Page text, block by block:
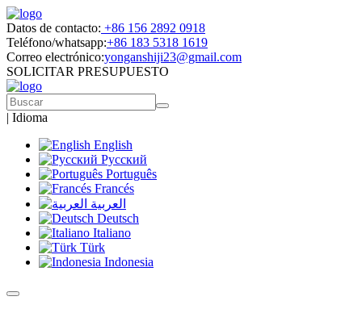
Datos de contacto: +86 156 2892 0918
Teléfono/whatsapp:+86 183 5318 1619
Correo electrónico:yonganshiji23@gmail.com
SOLICITAR PRESUPUESTO
| Idioma
English
Русский
Português
Francés
العربية
Deutsch
Italiano
Türk
Indonesia